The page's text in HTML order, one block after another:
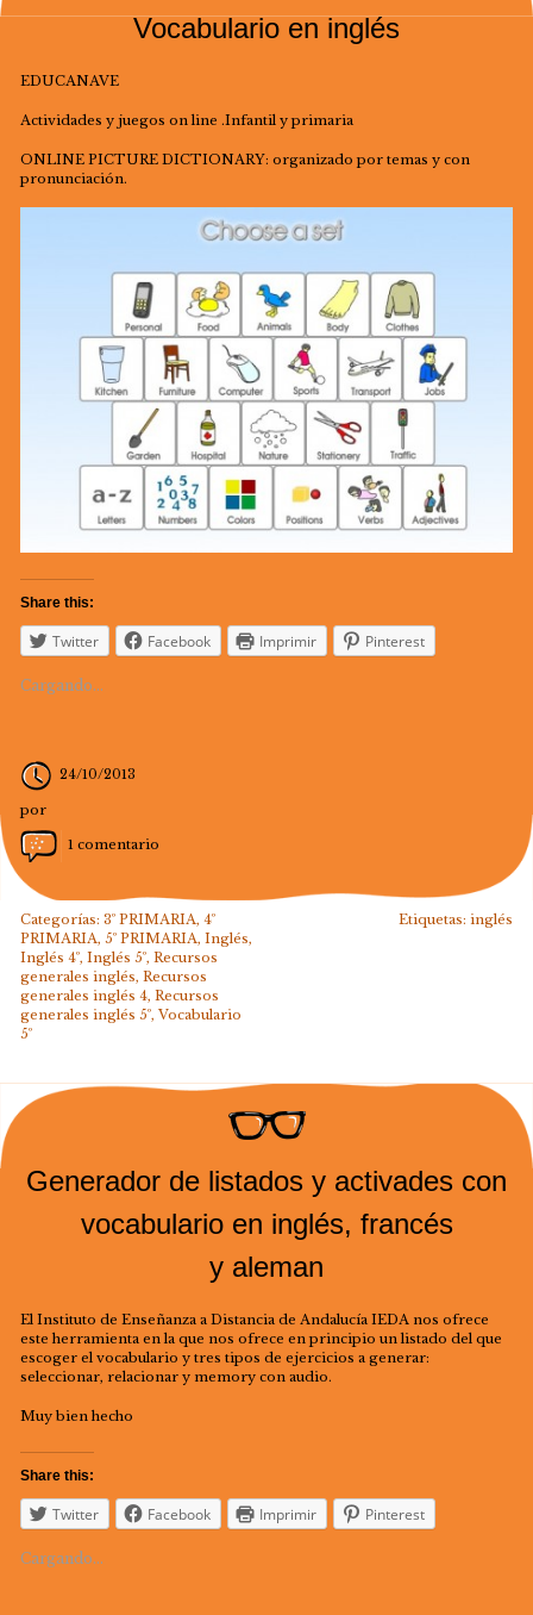
Vocabulario en inglés
EDUCANAVE
Actividades y juegos on line .Infantil y primaria
ONLINE PICTURE DICTIONARY: organizado por temas y con
pronunciación.
Share this:
Twitter Facebook Imprimir Pinterest
Cargando...
24/10/2013
por
1 comentario
Categorías: 3º PRIMARIA, 4º
PRIMARIA, 5º PRIMARIA, Inglés,
Inglés 4º, Inglés 5º, Recursos
generales inglés, Recursos
generales inglés 4, Recursos
generales inglés 5º, Vocabulario
5º
Etiquetas:inglés
Generador de listados y activades con
vocabulario en inglés, francés
y aleman
El Instituto de Enseñanza a Distancia de Andalucía IEDA nos ofrece
este herramienta en la que nos ofrece en principio un listado del que
escoger el vocabulario y tres tipos de ejercicios a generar:
seleccionar, relacionar y memory con audio.
Muy bien hecho
Share this:
Twitter Facebook Imprimir Pinterest
Cargando...